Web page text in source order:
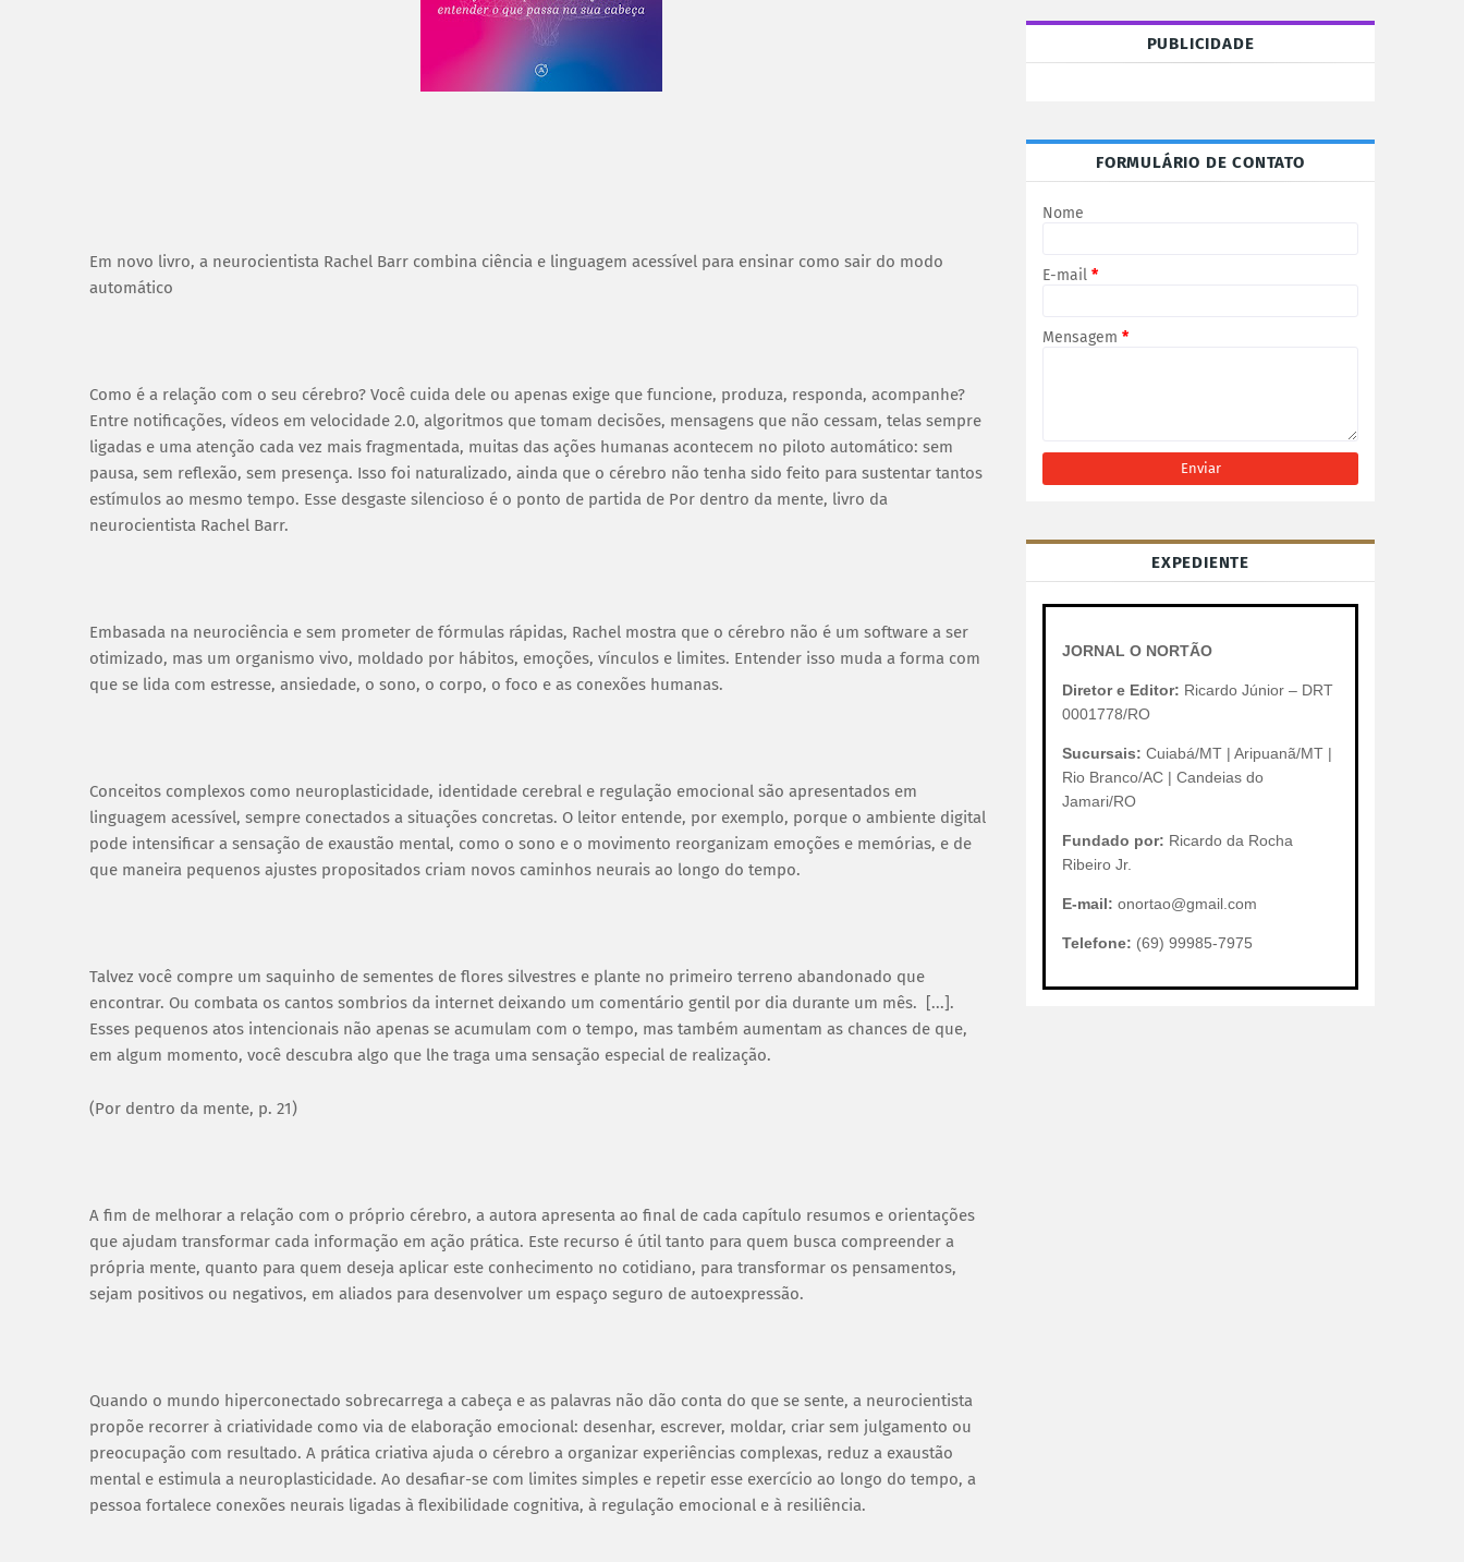
Em novo livro, a neurocientista Rachel Barr combina ciência e linguagem acessível para ensinar como sair do modo
automático
Como é a relação com o seu cérebro? Você cuida dele ou apenas exige que funcione, produza, responda, acompanhe?
Entre notificações, vídeos em velocidade 2.0, algoritmos que tomam decisões, mensagens que não cessam, telas sempre
ligadas e uma atenção cada vez mais fragmentada, muitas das ações humanas acontecem no piloto automático: sem
pausa, sem reflexão, sem presença. Isso foi naturalizado, ainda que o cérebro não tenha sido feito para sustentar tantos
estímulos ao mesmo tempo. Esse desgaste silencioso é o ponto de partida de Por dentro da mente, livro da
neurocientista Rachel Barr.
Embasada na neurociência e sem prometer de fórmulas rápidas, Rachel mostra que o cérebro não é um software a ser
otimizado, mas um organismo vivo, moldado por hábitos, emoções, vínculos e limites. Entender isso muda a forma com
que se lida com estresse, ansiedade, o sono, o corpo, o foco e as conexões humanas.
Conceitos complexos como neuroplasticidade, identidade cerebral e regulação emocional são apresentados em
linguagem acessível, sempre conectados a situações concretas. O leitor entende, por exemplo, porque o ambiente digital
pode intensificar a sensação de exaustão mental, como o sono e o movimento reorganizam emoções e memórias, e de
que maneira pequenos ajustes propositados criam novos caminhos neurais ao longo do tempo.
Talvez você compre um saquinho de sementes de flores silvestres e plante no primeiro terreno abandonado que
encontrar. Ou combata os cantos sombrios da internet deixando um comentário gentil por dia durante um mês. [...].
Esses pequenos atos intencionais não apenas se acumulam com o tempo, mas também aumentam as chances de que,
em algum momento, você descubra algo que lhe traga uma sensação especial de realização.
(Por dentro da mente, p. 21)
A fim de melhorar a relação com o próprio cérebro, a autora apresenta ao final de cada capítulo resumos e orientações
que ajudam transformar cada informação em ação prática. Este recurso é útil tanto para quem busca compreender a
própria mente, quanto para quem deseja aplicar este conhecimento no cotidiano, para transformar os pensamentos,
sejam positivos ou negativos, em aliados para desenvolver um espaço seguro de autoexpressão.
Quando o mundo hiperconectado sobrecarrega a cabeça e as palavras não dão conta do que se sente, a neurocientista
propõe recorrer à criatividade como via de elaboração emocional: desenhar, escrever, moldar, criar sem julgamento ou
preocupação com resultado. A prática criativa ajuda o cérebro a organizar experiências complexas, reduz a exaustão
mental e estimula a neuroplasticidade. Ao desafiar-se com limites simples e repetir esse exercício ao longo do tempo, a
pessoa fortalece conexões neurais ligadas à flexibilidade cognitiva, à regulação emocional e à resiliência.
PUBLICIDADE
FORMULÁRIO DE CONTATO
Nome
E-mail *
Mensagem *
EXPEDIENTE
JORNAL O NORTÃO
Diretor e Editor: Ricardo Júnior – DRT
0001778/RO
Sucursais: Cuiabá/MT | Aripuanã/MT |
Rio Branco/AC | Candeias do
Jamari/RO
Fundado por: Ricardo da Rocha
Ribeiro Jr.
E-mail: onortao@gmail.com
Telefone: (69) 99985-7975